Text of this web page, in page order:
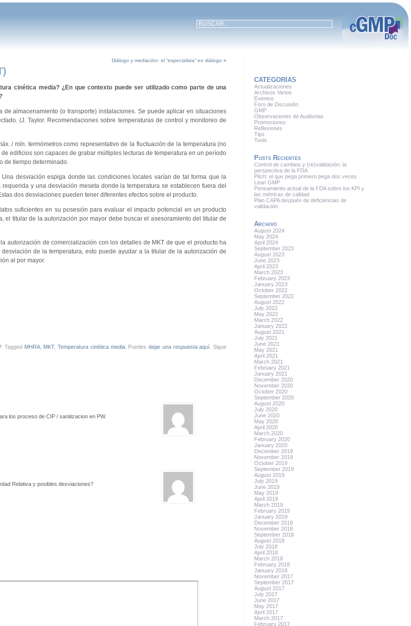
Diálogo y mediación: el “especialista” en diálogo »
cinética media? ¿En que contexto puede ser utilizado como parte de una
almacenamiento (o transporte) instalaciones. Se puede aplicar en situaciones
(J. Taylor. Recomendaciones sobre temperaturas de control y monitoreo de
/ mín. termómetros como representativo de la fluctuación de la temperatura (no
edificios son capaces de grabar múltiples lecturas de temperatura en un período
de tiempo determinado.
desviación espiga donde las condiciones locales varían de tal forma que la
y una desviación meseta donde la temperatura se establecen fuera del
dos desviaciones pueden tener diferentes efectos sobre el producto.
suficientes en su posesión para evaluar el impacto potencial en un producto
titular de la autorización por mayor debe buscar el asesoramiento del titular de
autorización de comercialización con los detalles de MKT de que el producto ha
de la temperatura, esto puede ayudar a la titular de la autorización de
al por mayor.
. Tagged MHRA, MKT,Temperatura cinética media. Puedesdejar una respuesta aquí. Sigue
los proceso de CIP / sanitizacion en PW.
Relativa y posibles desviaciones?
CATEGORIAS
Actualizaciones
Archivos Varios
Eventos
Foro de Discusión
GMP
Observaciones de Auditorias
Promociones
Reflexiones
Tips
Tools
Posts Recientes
Control de cambios y (re)validación: la
perspectiva de la FDA
Pitch: el que pega primero pega dos veces
Lean GMP
Pensamiento actual de la FDA sobre los KPI y
las métricas de calidad
Plan CAPA después de deficiencias de
validación
Archivo
August 2024
May 2024
April 2024
September 2023
August 2023
June 2023
April 2023
March 2023
February 2023
January 2023
October 2022
September 2022
August 2022
July 2022
May 2022
March 2022
January 2022
August 2021
July 2021
June 2021
May 2021
April 2021
March 2021
February 2021
January 2021
December 2020
November 2020
October 2020
September 2020
August 2020
July 2020
June 2020
May 2020
April 2020
March 2020
February 2020
January 2020
December 2019
November 2019
October 2019
September 2019
August 2019
July 2019
June 2019
May 2019
April 2019
March 2019
February 2019
January 2019
December 2018
November 2018
September 2018
August 2018
July 2018
April 2018
March 2018
February 2018
January 2018
November 2017
September 2017
August 2017
July 2017
June 2017
May 2017
April 2017
March 2017
February 2017